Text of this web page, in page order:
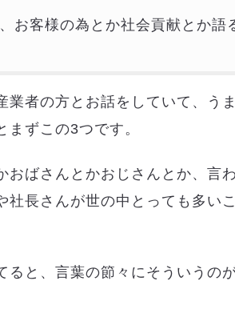
お客様の為とか社会貢献とか語
業者の方とお話をしていて、う
ずこの3つです。
おばさんとかおじさんとか、言
社長さんが世の中とっても多い
ると、言葉の節々にそういうの